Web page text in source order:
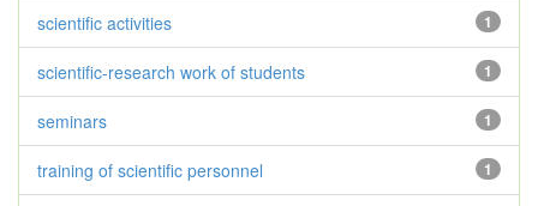
1
scientific activities
1
scientific-research work of students
1
seminars
1
training of scientific personnel